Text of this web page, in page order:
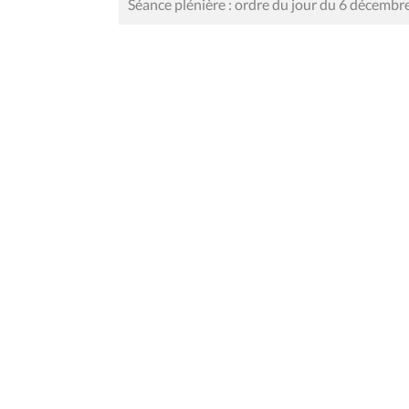
Séance plénière : ordre du jour du 6